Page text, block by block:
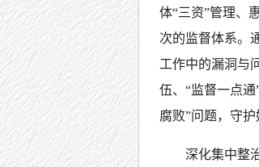
体“三资”管理、
次的监督体系。
工作中的漏洞与
伍、“监督一点
腐败”问题，守护
深化集中整